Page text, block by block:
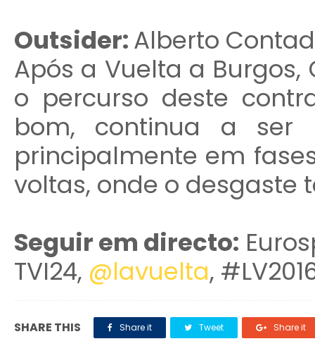
Outsider:Alberto
Após a Vuelta a
o percurso deste
bom, continua a ser
principalmente em
voltas, onde o desgaste
Seguir em directo:
TVI24, @lavuelta,
SHARE THIS Share it Tweet Share it